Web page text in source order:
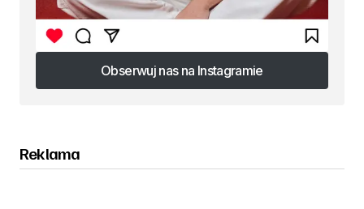
Obserwuj nas na Instagramie
Obserwuj nas na Instagramie
Reklama